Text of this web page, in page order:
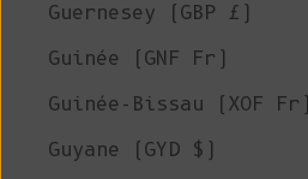
Guernesey (GBP £)
Guinée (GNF Fr)
Guinée-Bissau (XOF Fr)
Guyane (GYD $)